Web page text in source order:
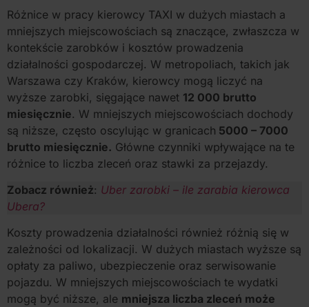
Różnice w pracy kierowcy TAXI w dużych miastach a
mniejszych miejscowościach są znaczące, zwłaszcza w
kontekście zarobków i kosztów prowadzenia
działalności gospodarczej. W metropoliach, takich jak
Warszawa czy Kraków, kierowcy mogą liczyć na
wyższe zarobki, sięgające nawet 12 000 brutto
miesięcznie. W mniejszych miejscowościach dochody
są niższe, często oscylując w granicach 5000 – 7000
brutto miesięcznie. Główne czynniki wpływające na te
różnice to liczba zleceń oraz stawki za przejazdy.
Zobacz również: Uber zarobki – ile zarabia kierowca
Ubera?
Koszty prowadzenia działalności również różnią się w
zależności od lokalizacji. W dużych miastach wyższe są
opłaty za paliwo, ubezpieczenie oraz serwisowanie
pojazdu. W mniejszych miejscowościach te wydatki
mogą być niższe, ale mniejsza liczba zleceń może